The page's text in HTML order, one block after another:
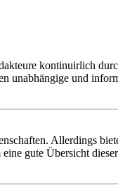
kontinuirlich
unabhängige und
Allerdings
gute Übersicht